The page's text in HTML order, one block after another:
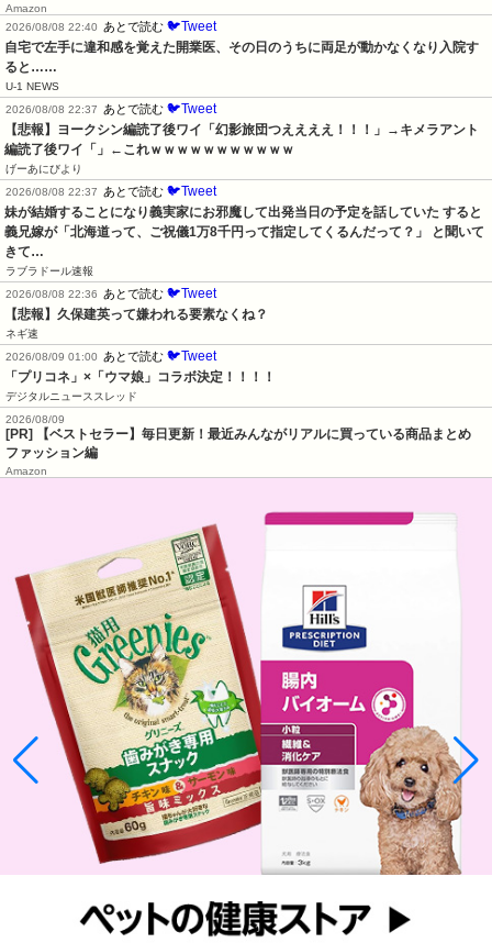
Amazon
2026/08/08 22:40
あとで読む 🐦Tweet
自宅で左手に違和感を覚えた開業医、その日のうちに両足が動かなくなり入院す
ると……
U-1 NEWS
2026/08/08 22:37
あとで読む 🐦Tweet
【悲報】ヨークシン編読了後ワイ「幻影旅団つええええ！！！」→キメラアント
編読了後ワイ「」←これｗｗｗｗｗｗｗｗｗｗｗ
げーあにびより
2026/08/08 22:37
あとで読む 🐦Tweet
妹が結婚することになり義実家にお邪魔して出発当日の予定を話していた すると
義兄嫁が「北海道って、ご祝儀1万8千円って指定してくるんだって？」 と聞いて
きて…
ラブラドール速報
2026/08/08 22:36
あとで読む 🐦Tweet
【悲報】久保建英って嫌われる要素なくね？
ネギ速
2026/08/09 01:00
あとで読む 🐦Tweet
「プリコネ」×「ウマ娘」コラボ決定！！！！
デジタルニューススレッド
2026/08/09
[PR] 【ベストセラー】毎日更新！最近みんながリアルに買っている商品まとめ
ファッション編
Amazon